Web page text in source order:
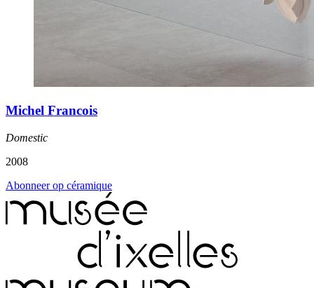
Michel Francois
Domestic
2008
Abonneer op céramique